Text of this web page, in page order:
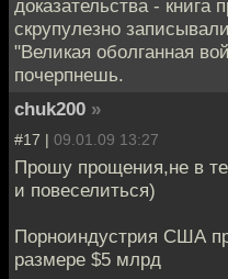
доказательства - книга
скрупулезно
"Великая оболганная
почерпнешь.
chuk200 »
#17 | 09.01.09 13:27
Прошу прощения,не в
и повеселиться)
Порноиндустрия США
размере $5 млрд